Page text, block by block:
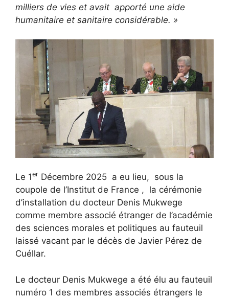
milliers de vies et avait apporté une aide
humanitaire et sanitaire considérable. »
Le 1er Décembre 2025 a eu lieu, sous la
coupole de l’Institut de France , la cérémonie
d’installation du docteur Denis Mukwege
comme membre associé étranger de l’académie
des sciences morales et politiques au fauteuil
laissé vacant par le décès de Javier Pérez de
Cuéllar.
Le docteur Denis Mukwege a été élu au fauteuil
numéro 1 des membres associés étrangers le